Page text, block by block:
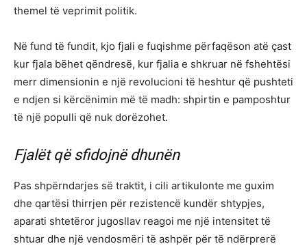
themel të veprimit politik.
Në fund të fundit, kjo fjali e fuqishme përfaqëson atë çast
kur fjala bëhet qëndresë, kur fjalia e shkruar në fshehtësi
merr dimensionin e një revolucioni të heshtur që pushteti
e ndjen si kërcënimin më të madh: shpirtin e pamposhtur
të një populli që nuk dorëzohet.
Fjalët që sfidojnë dhunën
Pas shpërndarjes së traktit, i cili artikulonte me guxim
dhe qartësi thirrjen për rezistencë kundër shtypjes,
aparati shtetëror jugosllav reagoi me një intensitet të
shtuar dhe një vendosmëri të ashpër për të ndërprerë